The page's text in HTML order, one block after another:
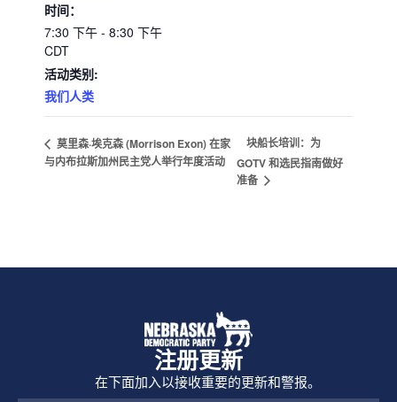
时间：
7:30 下午 - 8:30 下午
CDT
活动类别:
我们人类
莫里森·埃克森 (Morrison Exon) 在家
与内布拉斯加州民主党人举行年度活动
块船长培训：为
GOTV 和选民指南做好
准备
注册更新
在下面加入以接收重要的更新和警报。